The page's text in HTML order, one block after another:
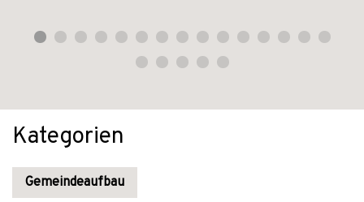
Kategorien
Gemeindeaufbau